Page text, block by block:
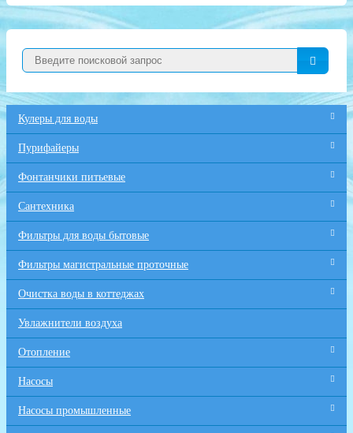
Кулеры для воды
Пурифайеры
Фонтанчики питьевые
Сантехника
Фильтры для воды бытовые
Фильтры магистральные проточные
Очистка воды в коттеджах
Увлажнители воздуха
Отопление
Насосы
Насосы промышленные